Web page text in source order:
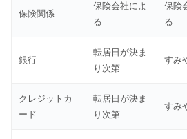
保険関係
保険会社によ
る
保険
る
銀行
転居日が決ま
り次第
すみ
クレジットカ
ード
転居日が決ま
り次第
すみ